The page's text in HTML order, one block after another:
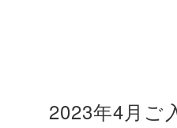
2023年4月ご